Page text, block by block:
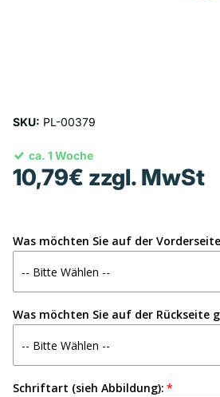
SKU: PL-00379
ca. 1 Woche
10,79€ zzgl. MwSt
Was möchten Sie auf der
Was möchten Sie auf der Rückseite
Schriftart (sieh Abbildung):